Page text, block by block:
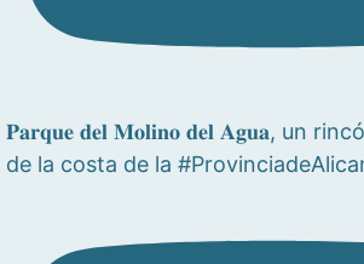
𝐏𝐚𝐫𝐪𝐮𝐞 𝐝𝐞𝐥 𝐌𝐨𝐥𝐢𝐧𝐨 𝐝𝐞𝐥 𝐀𝐠𝐮𝐚, un
de la costa de la